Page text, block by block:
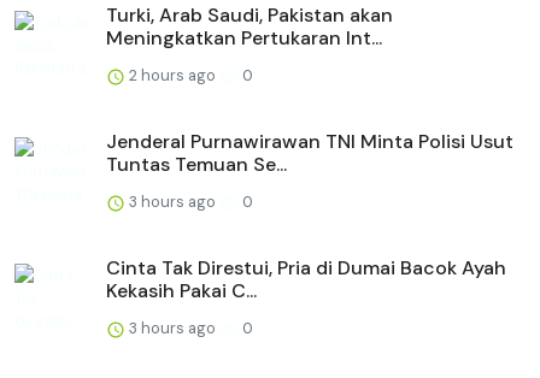
Turki, Arab Saudi, Pakistan akan
Meningkatkan Pertukaran Int...
2 hours ago 0
Jenderal Purnawirawan TNI Minta Polisi Usut
Tuntas Temuan Se...
3 hours ago 0
Cinta Tak Direstui, Pria di Dumai Bacok Ayah
Kekasih Pakai C...
3 hours ago 0